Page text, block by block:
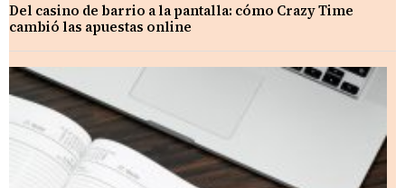
Del casino de barrio a la pantalla: cómo Crazy Time
cambió las apuestas online